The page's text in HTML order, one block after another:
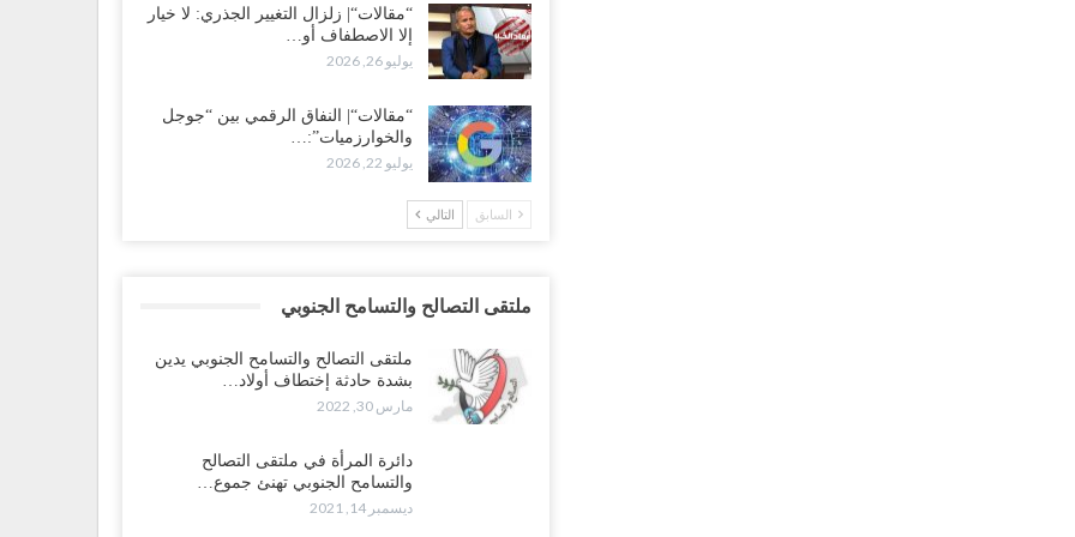
“مقالات“| زلزال التغيير الجذري: لا خيار
إلا الاصطفاف أو…
يوليو 26, 2026
“مقالات“| النفاق الرقمي بين “جوجل
والخوارزميات”:…
يوليو 22, 2026
السابق التالي
ملتقى التصالح والتسامح الجنوبي
ملتقى التصالح والتسامح الجنوبي يدين
بشدة حادثة إختطاف أولاد…
مارس 30, 2022
دائرة المرأة في ملتقى التصالح
والتسامح الجنوبي تهنئ جموع…
ديسمبر 14, 2021